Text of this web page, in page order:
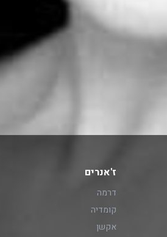
ז'אנרים
דרמה
קומדיה
אקשן